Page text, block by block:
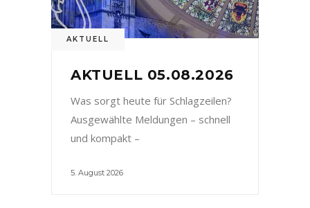
AKTUELL
AKTUELL 05.08.2026
Was sorgt heute für Schlagzeilen?
Ausgewählte Meldungen – schnell
und kompakt –
5. August 2026